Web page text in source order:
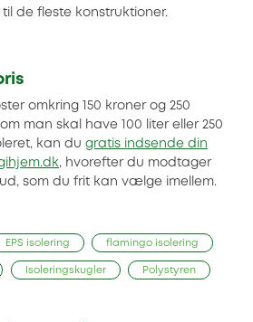
de fleste konstruktioner.
omkring 150 kroner og 250
man skal have 100 liter eller 250
kan du gratis indsende din
, hvorefter du modtager
som du frit kan vælge imellem.
EPS isolering flamingo isolering
Isoleringskugler Polystyren